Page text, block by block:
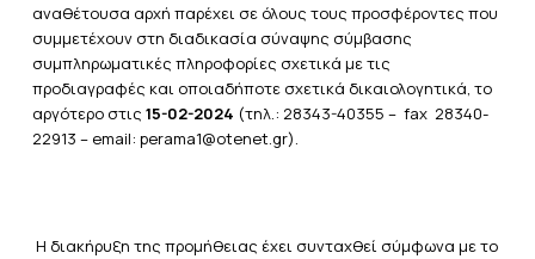
αναθέτουσα αρχή παρέχει σε όλους τους προσφέροντες που
συμμετέχουν στη διαδικασία σύναψης σύμβασης
συμπληρωματικές πληροφορίες σχετικά με τις
προδιαγραφές και οποιαδήποτε σχετικά δικαιολογητικά, το
αργότερο στις 15-02-2024 (τηλ.: 28343-40355 – fax 28340-
22913 – email: perama1@otenet.gr).
Η διακήρυξη της προμήθειας έχει συνταχθεί σύμφωνα με το